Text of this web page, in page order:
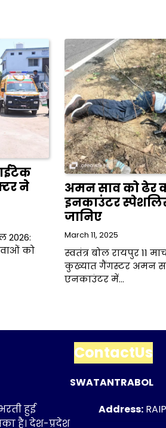
ने
2026:
को
अमन साव को ढेर
इनकाउंटर
जानिए
March 11, 2025
स्वतंत्र बोल रायपुर 11
कुख्यात गैंगस्टर अमन
एनकाउंटर में…
हुई
है। देश-प्रदेश
ContactUs
SWATANTRABOL
Address: